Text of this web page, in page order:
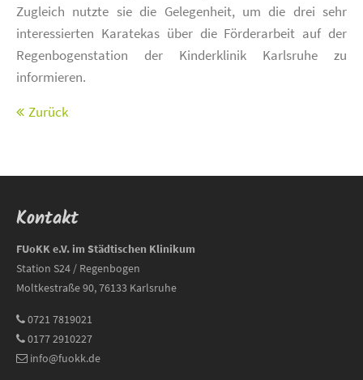
Zugleich nutzte sie die Gelegenheit, um die drei sehr
interessierten Karatekas über die Förderarbeit auf der
Regenbogenstation der Kinderklinik Karlsruhe zu
informieren.
Zurück
Kontakt
FUoKK e.V. im Städtischen Klinikum
Station S24 / Regenbogen
Moltkestraße 90, 76133 Karlsruhe
0721 7819021
0177 2910227
info@fuokk.de